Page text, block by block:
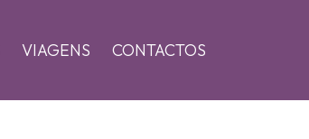
VIAGENS CONTACTOS